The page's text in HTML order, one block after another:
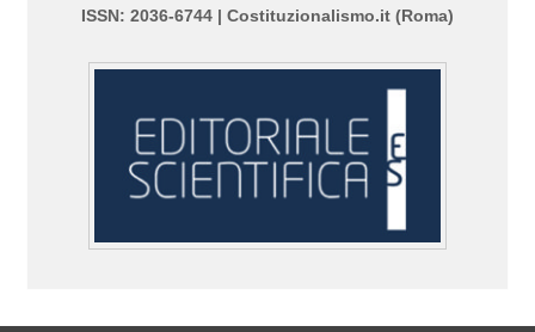
ISSN: 2036-6744 | Costituzionalismo.it (Roma)